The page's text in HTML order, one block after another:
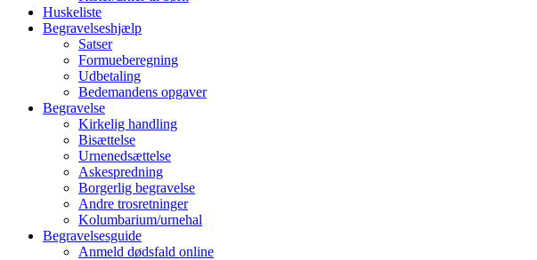
Huskeliste
Begravelseshjælp
Satser
Formueberegning
Udbetaling
Bedemandens opgaver
Begravelse
Kirkelig handling
Bisættelse
Urnenedsættelse
Askespredning
Borgerlig begravelse
Andre trosretninger
Kolumbarium/urnehal
Begravelsesguide
Anmeld dødsfald online